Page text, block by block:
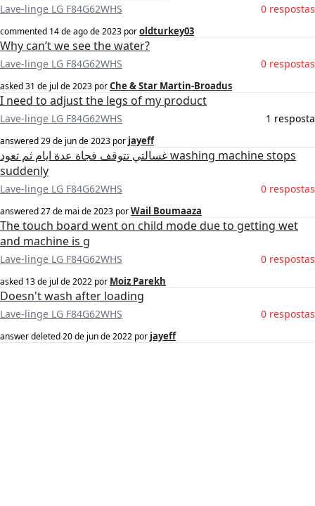
Lave-linge LG F84G62WHS 0 respostas
commented 14 de ago de 2023 poroldturkey03
Why can’t we see the water?
Lave-linge LG F84G62WHS 0 respostas
asked31 de jul de 2023 porChe & Star Martin-Broadus
I need to adjust the legs of my product
Lave-linge LG F84G62WHS 1 resposta
answered29 de jun de 2023 por jayeff
غسالتي تتوقف فجاة عدة ايام ثم تعود washing machine stops
suddenly
Lave-linge LG F84G62WHS 0 respostas
answered27 de mai de 2023 porWail Boumaaza
The touch board went on child mode due to getting wet
and machine is g
Lave-linge LG F84G62WHS 0 respostas
asked 13 de jul de 2022 por Moiz Parekh
Doesn't wash after loading
Lave-linge LG F84G62WHS 0 respostas
answer deleted20 de jun de 2022 por jayeff